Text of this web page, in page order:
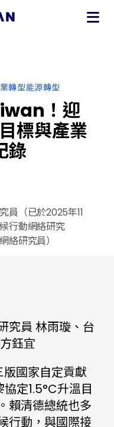
轉型能源轉型
！迎
標與產業
錄
員（已於2025年11
行動網絡研究
絡研究員）
究員 林雨璇、台
鈺宜
國家自定貢獻
協定1.5°C升溫目
賴清德總統也多
行動，與國際接